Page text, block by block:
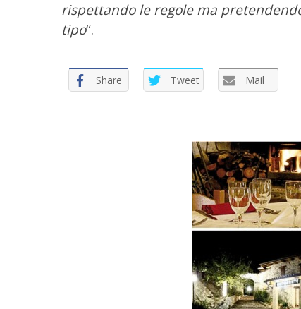
rispettando le regole ma
tipo“.
Share Tweet Mail